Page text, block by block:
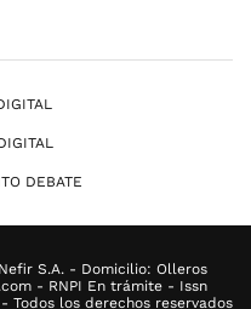
DEBATE
S.A. - Domicilio: Olleros
- RNPI En trámite - Issn
Todos los derechos reservados